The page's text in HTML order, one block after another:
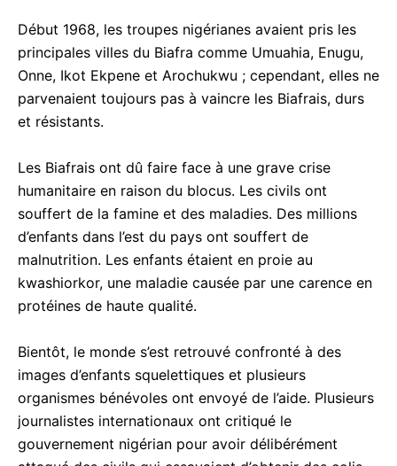
Début 1968, les troupes nigérianes avaient pris les
principales villes du Biafra comme Umuahia, Enugu,
Onne, Ikot Ekpene et Arochukwu ; cependant, elles ne
parvenaient toujours pas à vaincre les Biafrais, durs
et résistants.
Les Biafrais ont dû faire face à une grave crise
humanitaire en raison du blocus. Les civils ont
souffert de la famine et des maladies. Des millions
d’enfants dans l’est du pays ont souffert de
malnutrition. Les enfants étaient en proie au
kwashiorkor, une maladie causée par une carence en
protéines de haute qualité.
Bientôt, le monde s’est retrouvé confronté à des
images d’enfants squelettiques et plusieurs
organismes bénévoles ont envoyé de l’aide. Plusieurs
journalistes internationaux ont critiqué le
gouvernement nigérian pour avoir délibérément